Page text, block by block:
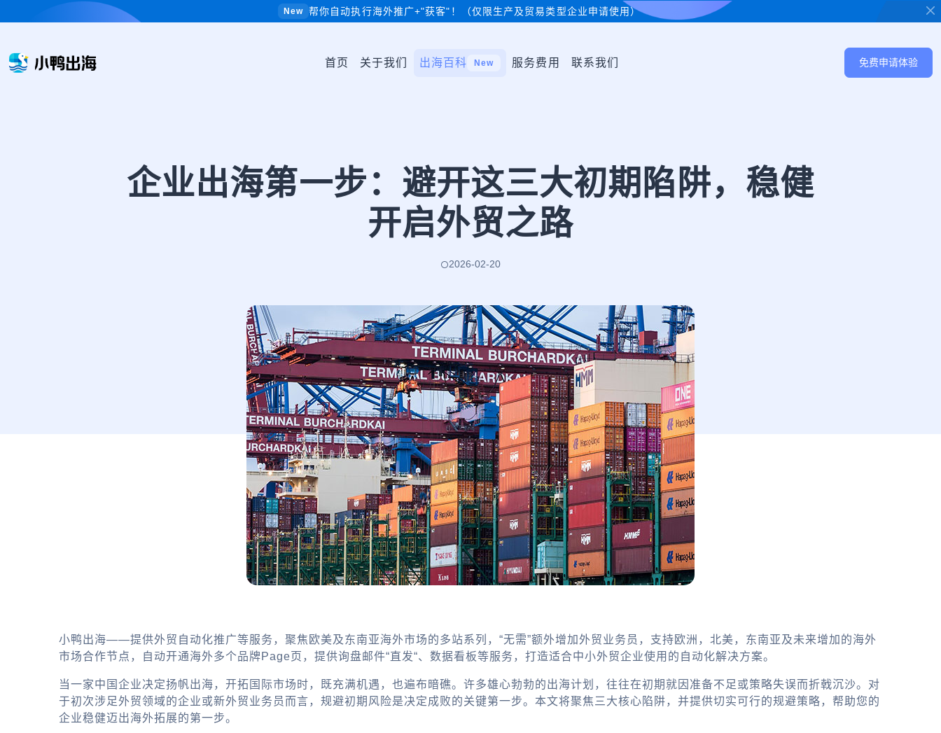
New 帮你自动执行海外推广+"获客"！（仅限生产及贸易类型企业申请使用）
首页 关于我们 出海百科 New 服务费用 联系我们 免费申请体验
企业出海第一步：避开这三大初期陷阱，稳健
开启外贸之路
2026-02-20
小鸭出海——提供外贸自动化推广等服务，聚焦欧美及东南亚海外市场的多站系列，“无需”额外增加外贸业务员，支持欧洲，北美，东南亚及未来增加的海外
市场合作节点，自动开通海外多个品牌Page页，提供询盘邮件“直发“、数据看板等服务，打造适合中小外贸企业使用的自动化解决方案。
当一家中国企业决定扬帆出海，开拓国际市场时，既充满机遇，也遍布暗礁。许多雄心勃勃的出海计划，往往在初期就因准备不足或策略失误而折戟沉沙。对
于初次涉足外贸领域的企业或新外贸业务员而言，规避初期风险是决定成败的关键第一步。本文将聚焦三大核心陷阱，并提供切实可行的规避策略，帮助您的
企业稳健迈出海外拓展的第一步。